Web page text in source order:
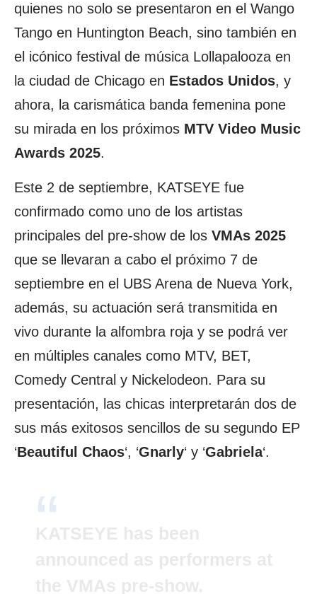
quienes no solo se presentaron en el Wango
Tango en Huntington Beach, sino también en
el icónico festival de música Lollapalooza en
la ciudad de Chicago en Estados Unidos, y
ahora, la carismática banda femenina pone
su mirada en los próximos MTV Video Music
Awards 2025.
Este 2 de septiembre, KATSEYE fue
confirmado como uno de los artistas
principales del pre-show de los VMAs 2025
que se llevaran a cabo el próximo 7 de
septiembre en el UBS Arena de Nueva York,
además, su actuación será transmitida en
vivo durante la alfombra roja y se podrá ver
en múltiples canales como MTV, BET,
Comedy Central y Nickelodeon. Para su
presentación, las chicas interpretarán dos de
sus más exitosos sencillos de su segundo EP
‘Beautiful Chaos‘, ‘Gnarly‘ y ‘Gabriela‘.